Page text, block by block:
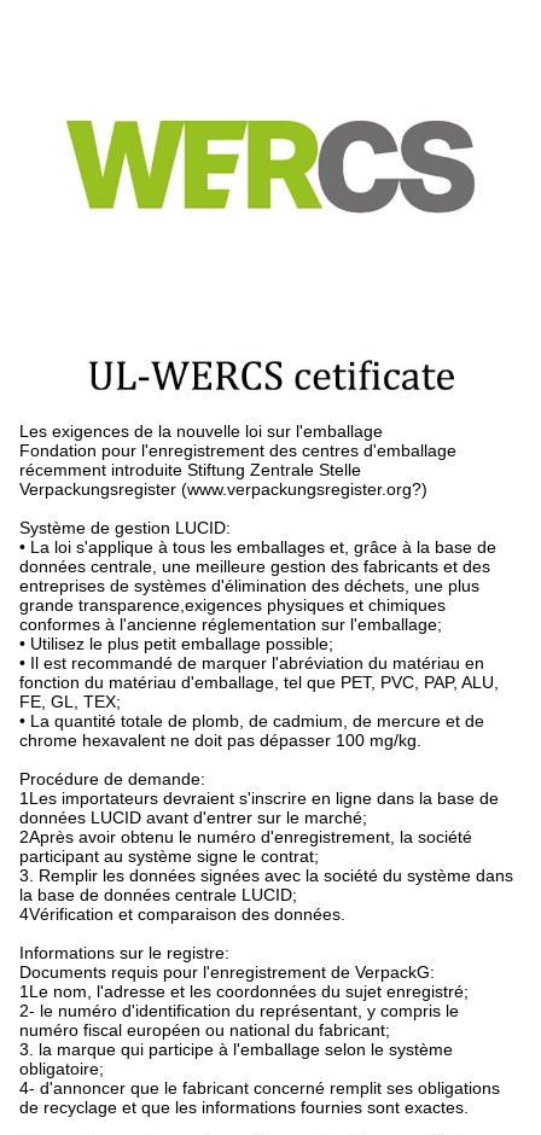
Les exigences de la nouvelle loi sur l'emballage
Fondation pour l'enregistrement des centres d'emballage
récemment introduite Stiftung Zentrale Stelle
Verpackungsregister (www.verpackungsregister.org?)
Système de gestion LUCID:
• La loi s'applique à tous les emballages et, grâce à la base de
données centrale, une meilleure gestion des fabricants et des
entreprises de systèmes d'élimination des déchets, une plus
grande transparence,exigences physiques et chimiques
conformes à l'ancienne réglementation sur l'emballage;
• Utilisez le plus petit emballage possible;
• Il est recommandé de marquer l'abréviation du matériau en
fonction du matériau d'emballage, tel que PET, PVC, PAP, ALU,
FE, GL, TEX;
• La quantité totale de plomb, de cadmium, de mercure et de
chrome hexavalent ne doit pas dépasser 100 mg/kg.
Procédure de demande:
1Les importateurs devraient s'inscrire en ligne dans la base de
données LUCID avant d'entrer sur le marché;
2Après avoir obtenu le numéro d'enregistrement, la société
participant au système signe le contrat;
3. Remplir les données signées avec la société du système dans
la base de données centrale LUCID;
4Vérification et comparaison des données.
Informations sur le registre:
Documents requis pour l'enregistrement de VerpackG:
1Le nom, l'adresse et les coordonnées du sujet enregistré;
2- le numéro d'identification du représentant, y compris le
numéro fiscal européen ou national du fabricant;
3. la marque qui participe à l'emballage selon le système
obligatoire;
4- d'annoncer que le fabricant concerné remplit ses obligations
de recyclage et que les informations fournies sont exactes.